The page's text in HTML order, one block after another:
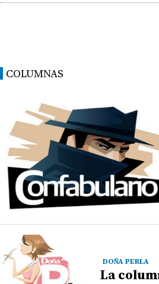
COLUMNAS
DOÑA PERLA
La